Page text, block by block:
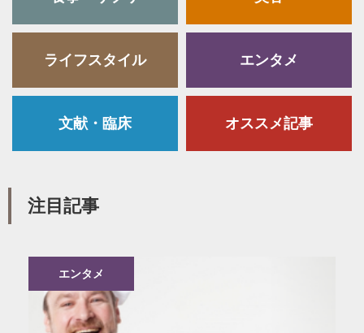
ライフスタイル エンタメ
文献・臨床 オススメ記事
注目記事
エンタメ